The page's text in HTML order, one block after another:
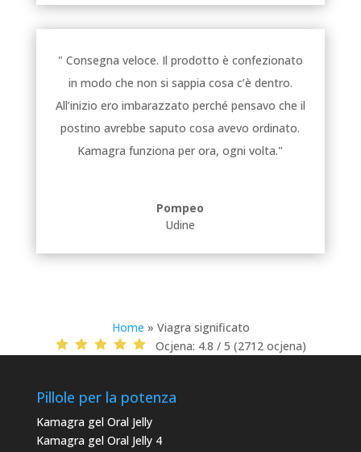
" Consegna veloce. Il prodotto è confezionato
in modo che non si sappia cosa c’è dentro.
All’inizio ero imbarazzato perché pensavo che il
postino avrebbe saputo cosa avevo ordinato.
Kamagra funziona per ora, ogni volta."
Pompeo
Udine
Home » Viagra significato
Ocjena: 4.8 / 5 (2712 ocjena)
Pillole per la potenza
Kamagra gel Oral Jelly
Kamagra gel Oral Jelly 4